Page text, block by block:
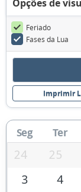
Opções de
Feriado
Fases da Lua
Imprimir
Seg Ter
24 25
3
4